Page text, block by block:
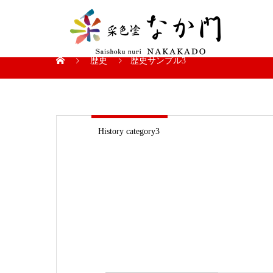
歴史 歴史サンプル3
History category3